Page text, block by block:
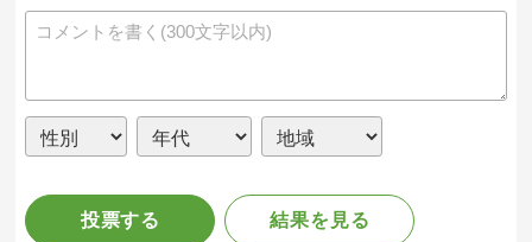
投票する 結果を見る